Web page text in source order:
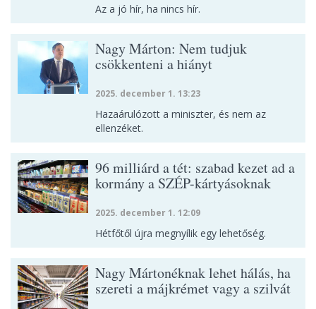
Az a jó hír, ha nincs hír.
Nagy Márton: Nem tudjuk
csökkenteni a hiányt
2025. december 1. 13:23
Hazaárulózott a miniszter, és nem az
ellenzéket.
96 milliárd a tét: szabad kezet ad a
kormány a SZÉP-kártyásoknak
2025. december 1. 12:09
Hétfőtől újra megnyílik egy lehetőség.
Nagy Mártonéknak lehet hálás, ha
szereti a májkrémet vagy a szilvát